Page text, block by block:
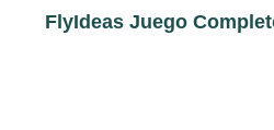
FlyIdeas Juego